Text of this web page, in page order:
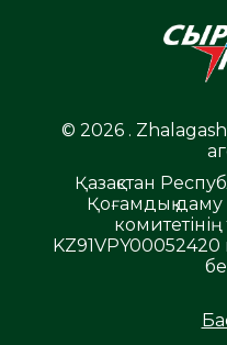
© 2026 .
Қазақстан
Қоғамдық даму
KZ91VPY00052420